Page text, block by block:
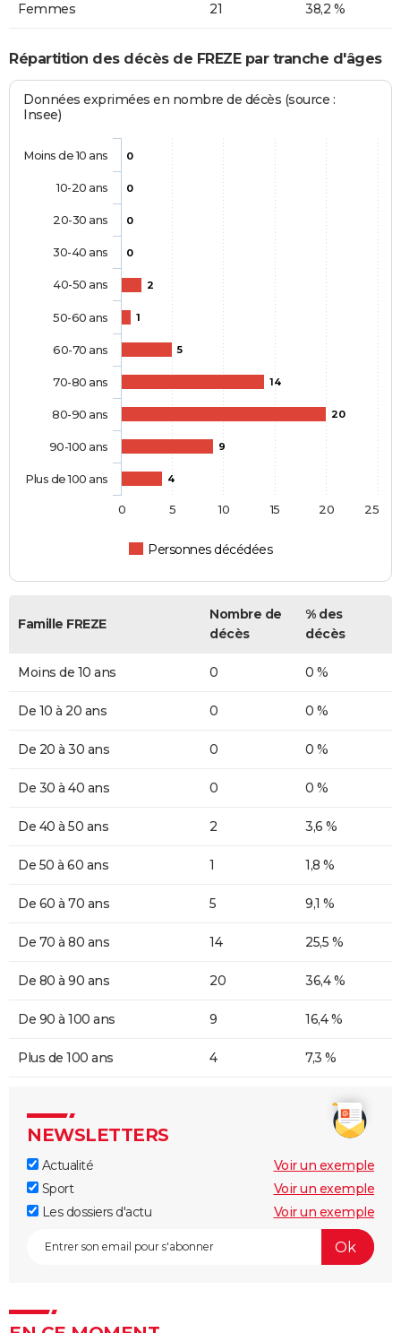
Femmes 21 38,2 %
Répartition des décès de FREZE par tranche d'âges
Données exprimées en nombre de décès (source :
Insee)
0
0
0
0
2
1
5
14
20
9
4
Personnes décédées
Moins de 10 ans
10-20 ans
20-30 ans
30-40 ans
40-50 ans
50-60 ans
60-70 ans
70-80 ans
80-90 ans
90-100 ans
Plus de 100 ans
0 5 10 15 20 25
Famille FREZE
Nombre de
décès
% des
décès
Moins de 10 ans 0 0 %
De 10 à 20 ans 0 0 %
De 20 à 30 ans 0 0 %
De 30 à 40 ans 0 0 %
De 40 à 50 ans 2 3,6 %
De 50 à 60 ans 1 1,8 %
De 60 à 70 ans 5 9,1 %
De 70 à 80 ans 14 25,5 %
De 80 à 90 ans 20 36,4 %
De 90 à 100 ans 9 16,4 %
Plus de 100 ans 4 7,3 %
NEWSLETTERS
Actualité
Voir un exemple
Sport
Voir un exemple
Les dossiers d'actu
Voir un exemple